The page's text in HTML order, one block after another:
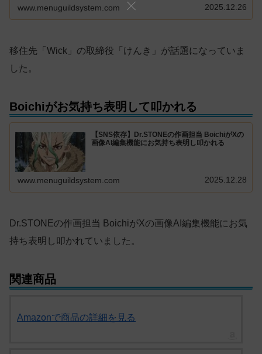
www.menuguildsystem.com 2025.12.26
移住先「Wick」の取締役「けんき」が話題になっていま
した。
Boichiがお気持ち表明して叩かれる
【SNS依存】Dr.STONEの作画担当 BoichiがXの
画像AI編集機能にお気持ち表明し叩かれる
www.menuguildsystem.com 2025.12.28
Dr.STONEの作画担当 BoichiがXの画像AI編集機能にお気
持ち表明し叩かれていました。
関連商品
Amazonで商品の詳細を見る